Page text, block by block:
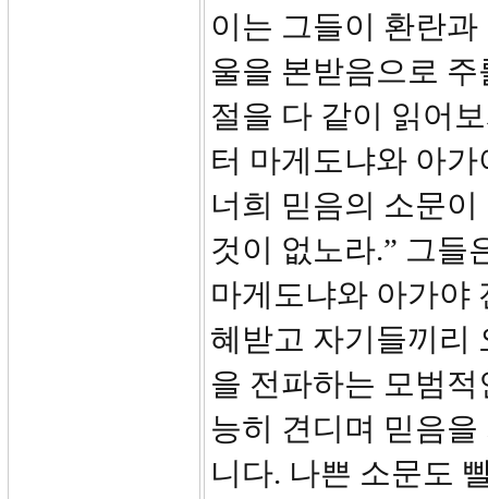
이는 그들이 환란
울을 본받음으로
절을 다 같이 읽어
터 마게도냐와 아
너희 믿음의 소문
것이 없노라.” 그들
마게도냐와 아가야
혜받고 자기들끼리
을 전파하는 모범
능히 견디며 믿음
니다. 나쁜 소문도